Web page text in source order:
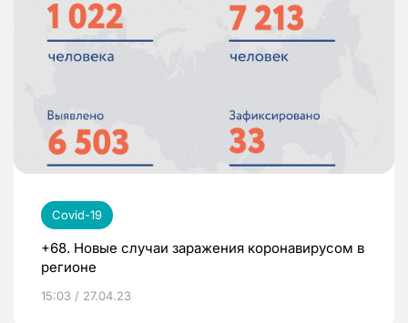
Covid-19
+68. Новые случаи заражения коронавирусом в
регионе
15:03 / 27.04.23